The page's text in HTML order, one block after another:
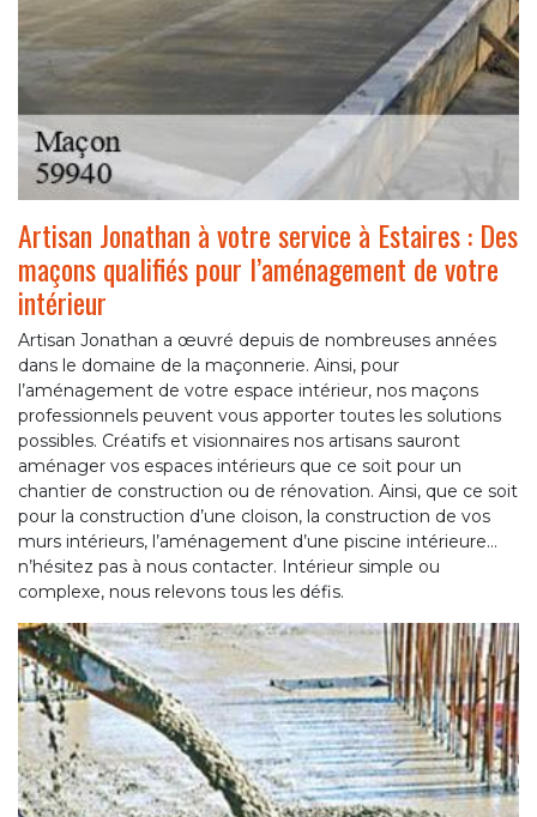
Artisan Jonathan à votre service à Estaires : Des
maçons qualifiés pour l’aménagement de votre
intérieur
Artisan Jonathan a œuvré depuis de nombreuses années
dans le domaine de la maçonnerie. Ainsi, pour
l’aménagement de votre espace intérieur, nos maçons
professionnels peuvent vous apporter toutes les solutions
possibles. Créatifs et visionnaires nos artisans sauront
aménager vos espaces intérieurs que ce soit pour un
chantier de construction ou de rénovation. Ainsi, que ce soit
pour la construction d’une cloison, la construction de vos
murs intérieurs, l’aménagement d’une piscine intérieure…
n’hésitez pas à nous contacter. Intérieur simple ou
complexe, nous relevons tous les défis.